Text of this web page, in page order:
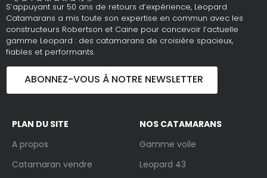
S’appuyant sur 50 ans de retours d’expérience, Leopard
Catamarans a mis toute son expertise en commun avec les
constructeurs Robertson et Caine pour concevoir l’actuelle
gamme Leopard : des catamarans de croisière spacieux,
fiables et performants.
ABONNEZ-VOUS À NOTRE NEWSLETTER
PLAN DU SITE
A propos
Catamaran vendre
NOS CATAMARANS
Gamme voile
Leopard 43